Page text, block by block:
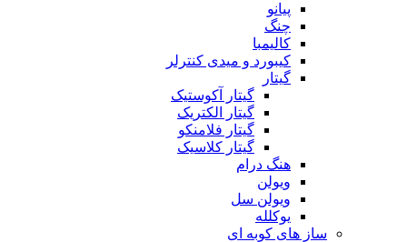
پیانو
چنگ
کالیمبا
کیبورد و میدی کنترلر
گیتار
گیتار آکوستیک
گیتار الکتریک
گیتار فلامنکو
گیتار کلاسیک
هنگ درام
ویولن
ویولن سل
یوکلله
ساز های کوبه ای